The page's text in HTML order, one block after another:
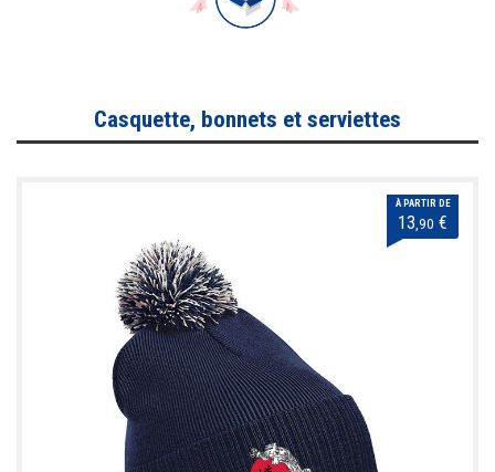
Casquette, bonnets et serviettes
À PARTIR DE
13 ,90 €